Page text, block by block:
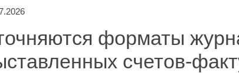
форматы
счетов-